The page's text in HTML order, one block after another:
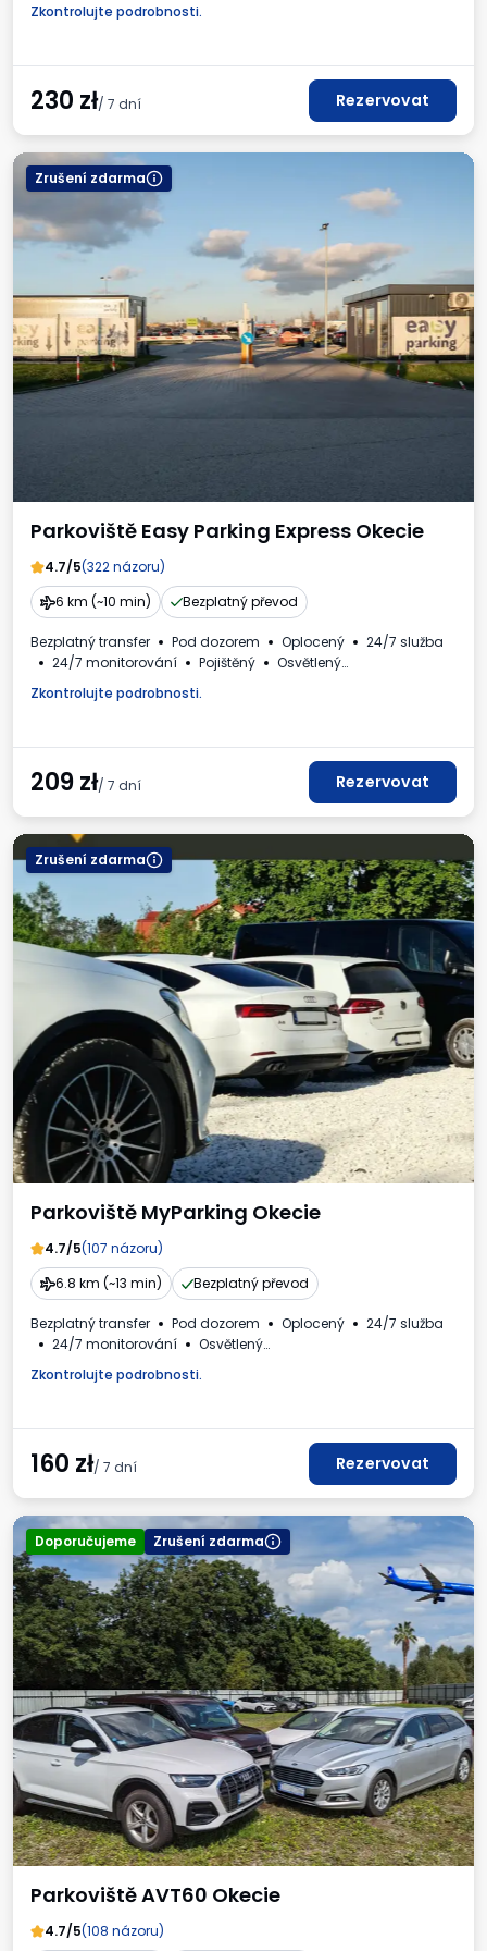
Místa pro autobusy
Zkontrolujte podrobnosti.
230 zł/ 7 dní Rezervovat
Zrušení zdarma
Parkoviště Easy Parking Express Okecie
4.7/5(322 názoru)
6 km (~10 min)
Bezplatný převod
Bezplatný transfer Pod dozorem Oplocený
24/7 služba
24/7 monitorování
Pojištěný
Osvětlený
Požadované registrační číslo vozidla
Zkontrolujte podrobnosti.
209zł/ 7 dní Rezervovat
Zrušení zdarma
Parkoviště MyParking Okecie
4.7/5(107 názoru)
6.8 km (~13 min)
Bezplatný převod
Bezplatný transfer Pod dozorem Oplocený
24/7 služba
24/7 monitorování
Osvětlený
Nabíjecí stanice pro elektromobily
WC
Daňový doklad
Zkontrolujte podrobnosti.
160 zł/ 7 dní Rezervovat
Doporučujeme Zrušení zdarma
Parkoviště AVT60 Okecie
4.7/5(108 názoru)